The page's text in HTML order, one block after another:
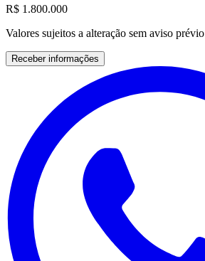
R$ 1.800.000
Valores sujeitos a alteração sem aviso prévio
Receber informações